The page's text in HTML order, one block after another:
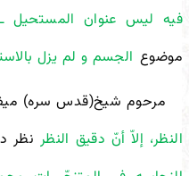
فیه لیس عنوان المستحیل
موضوع الجسم و لم یزل
مرحوم شیخ(قدس سره) می
النظر، إلاّ أنّ دقیق النظر نظر